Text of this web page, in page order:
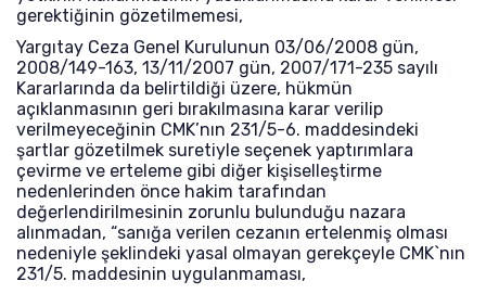
gerektiğinin gözetilmemesi,
Yargıtay Ceza Genel Kurulunun 03/06/2008 gün,
2008/149-163, 13/11/2007 gün, 2007/171-235 sayılı
Kararlarında da belirtildiği üzere, hükmün
açıklanmasının geri bırakılmasına karar verilip
verilmeyeceğinin CMK’nın 231/5-6. maddesindeki
şartlar gözetilmek suretiyle seçenek yaptırımlara
çevirme ve erteleme gibi diğer kişiselleştirme
nedenlerinden önce hakim tarafından
değerlendirilmesinin zorunlu bulunduğu nazara
alınmadan, “sanığa verilen cezanın ertelenmiş olması
nedeniyle şeklindeki yasal olmayan gerekçeyle CMK`nın
231/5. maddesinin uygulanmaması,